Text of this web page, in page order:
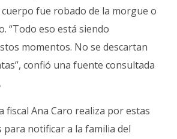
fue robado de la morgue o
“Todo eso está siendo
momentos. No se descartan
confió una fuente consultada
.
fiscal Ana Caro realiza por estas
para notificar a la familia del